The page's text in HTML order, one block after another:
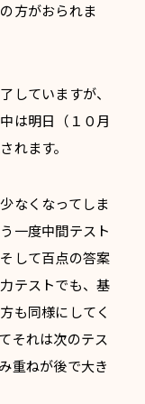
方がおられま
していますが、
は明日（１０月
れます。
なくなってしま
一度中間テスト
して百点の答案
テストでも、基
も同様にしてく
それは次のテス
重ねが後で大き